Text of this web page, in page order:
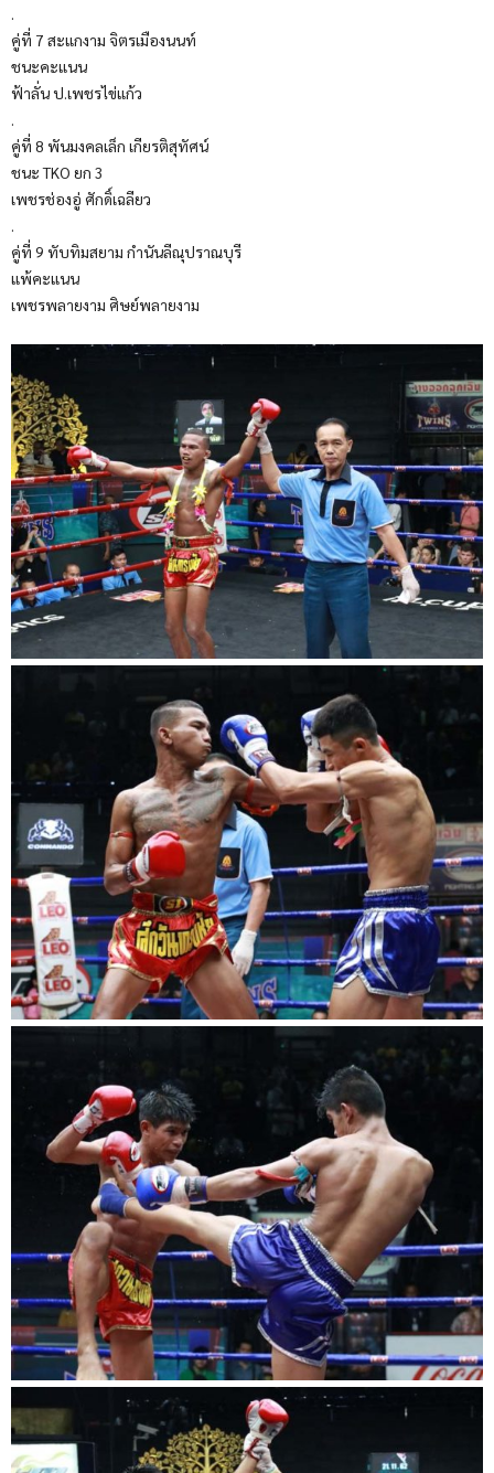
.
คู่ที่ 7 สะแกงาม จิตรเมืองนนท์
ชนะคะแนน
ฟ้าลั่น ป.เพชรไข่แก้ว
.
คู่ที่ 8 พันมงคลเล็ก เกียรติสุทัศน์
ชนะ TKO ยก 3
เพชรช่องอู่ ศักดิ์เฉลียว
.
คู่ที่ 9 ทับทิมสยาม กำนันลีณุปราณบุรี
แพ้คะแนน
เพชรพลายงาม ศิษย์พลายงาม